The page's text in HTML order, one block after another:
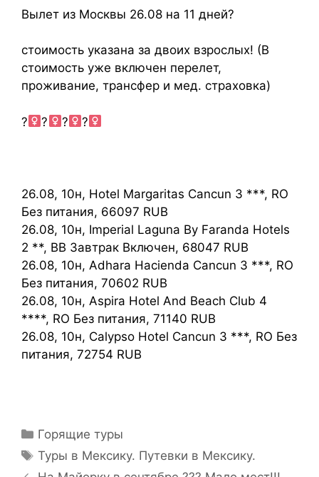
Вылет из Москвы 26.08 на 11 дней?
стоимость указана за двоих взрослых! (В
стоимость уже включен перелет,
проживание, трансфер и мед. страховка)
?‍ ?‍ ?‍ ?‍
26.08, 10н, Hotel Margaritas Cancun 3 ***, RO
Без питания, 66097 RUB
26.08, 10н, Imperial Laguna By Faranda Hotels
2 **, BB Завтрак Включен, 68047 RUB
26.08, 10н, Adhara Hacienda Cancun 3 ***, RO
Без питания, 70602 RUB
26.08, 10н, Aspira Hotel And Beach Club 4
****, RO Без питания, 71140 RUB
26.08, 10н, Calypso Hotel Cancun 3 ***, RO Без
питания, 72754 RUB
Горящие туры
Туры в Мексику. Путевки в Мексику.